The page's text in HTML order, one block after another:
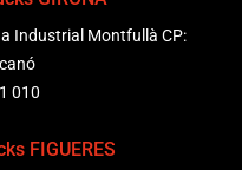
Industrial Montfullà CP:
010
FIGUERES